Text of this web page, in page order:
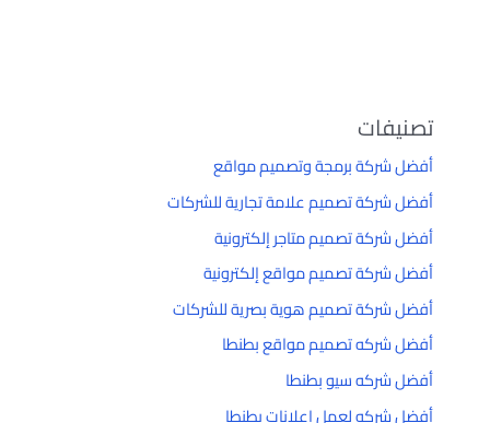
تصنيفات
أفضل شركة برمجة وتصميم مواقع
أفضل شركة تصميم علامة تجارية للشركات
أفضل شركة تصميم متاجر إلكترونية
أفضل شركة تصميم مواقع إلكترونية
أفضل شركة تصميم هوية بصرية للشركات
أفضل شركه تصميم مواقع بطنطا
أفضل شركه سيو بطنطا
أفضل شركه لعمل إعلانات بطنطا